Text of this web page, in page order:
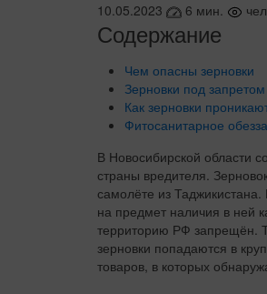
10.05.2023 6 мин.
Содержание
Чем опасны зерновки
Зерновки под запретом
Как зерновки
Фитосанитарное
В Новосибирской области
страны вредителя.
самолёте из
на предмет наличия в ней
территорию РФ запрещён.
зерновки попадаются в
товаров, в которых